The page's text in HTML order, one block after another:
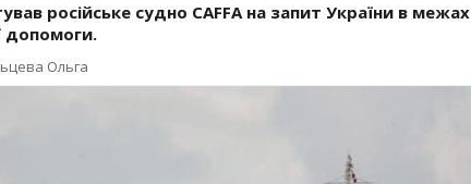
російське судно CAFFA на запит України в межах
допомоги.
Ольга